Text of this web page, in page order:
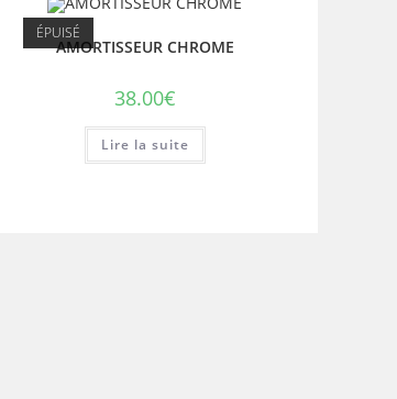
ÉPUISÉ
AMORTISSEUR CHROME
38.00€
Lire la suite